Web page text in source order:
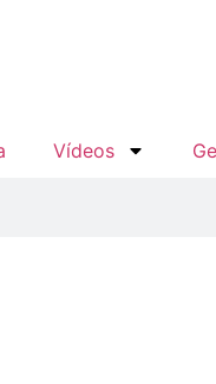
Vídeos